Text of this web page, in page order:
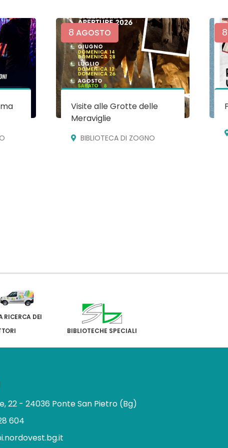
8 AGOSTO
Visite alle Grotte delle
Meraviglie
BIBLIOTECA DI ZOGNO
8
RICERCA DEI
BIBLIOTECHE SPECIALI
22 - 24036 Ponte San Pietro (Bg)
604